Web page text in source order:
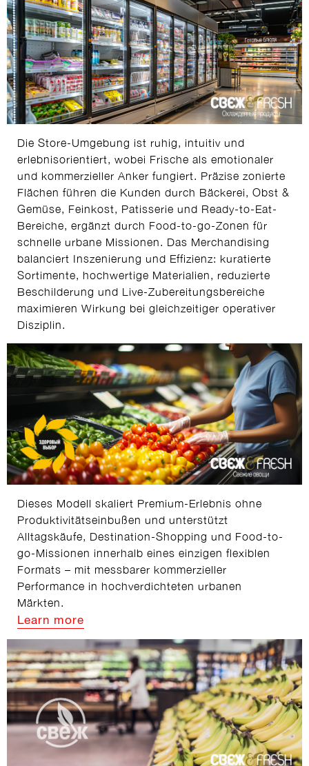
Die Store-Umgebung ist ruhig, intuitiv und
erlebnisorientiert, wobei Frische als emotionaler
und kommerzieller Anker fungiert. Präzise zonierte
Flächen führen die Kunden durch Bäckerei, Obst &
Gemüse, Feinkost, Patisserie und Ready-to-Eat-
Bereiche, ergänzt durch Food-to-go-Zonen für
schnelle urbane Missionen. Das Merchandising
balanciert Inszenierung und Effizienz: kuratierte
Sortimente, hochwertige Materialien, reduzierte
Beschilderung und Live-Zubereitungsbereiche
maximieren Wirkung bei gleichzeitiger operativer
Disziplin.
Dieses Modell skaliert Premium-Erlebnis ohne
Produktivitätseinbußen und unterstützt
Alltagskäufe, Destination-Shopping und Food-to-
go-Missionen innerhalb eines einzigen flexiblen
Formats – mit messbarer kommerzieller
Performance in hochverdichteten urbanen
Märkten.
Learn more